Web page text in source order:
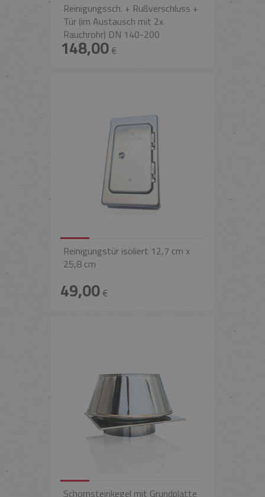
Reinigungssch. + Rußverschluss +
Tür (im Austausch mit 2x
Rauchrohr) DN 140-200
148,00€
Reinigungstür isoliert 12,7 cm x
25,8 cm
49,00€
Schornsteinkegel mit Grundplatte